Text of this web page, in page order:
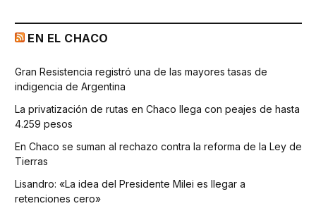
EN EL CHACO
Gran Resistencia registró una de las mayores tasas de
indigencia de Argentina
La privatización de rutas en Chaco llega con peajes de hasta
4.259 pesos
En Chaco se suman al rechazo contra la reforma de la Ley de
Tierras
Lisandro: «La idea del Presidente Milei es llegar a
retenciones cero»